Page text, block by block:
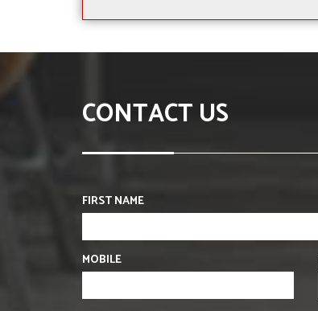
CONTACT US
FIRST NAME
MOBILE